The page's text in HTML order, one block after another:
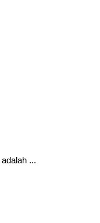
...